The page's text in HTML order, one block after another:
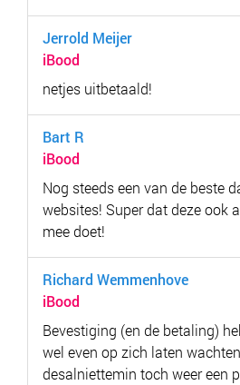
Jerrold Meijer
iBood
netjes uitbetaald!
Bart R
iBood
Nog steeds een van de beste
websites! Super dat deze ook
mee doet!
Richard Wemmenhove
iBood
Bevestiging (en de betaling)
wel even op zich laten
desalniettemin toch weer een